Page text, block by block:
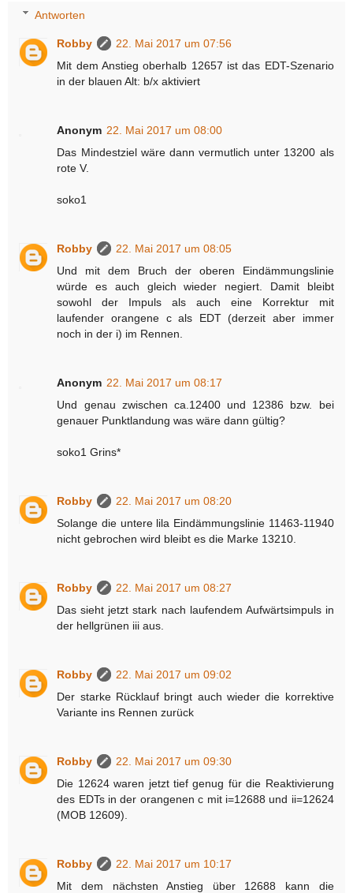
Antworten
Robby
22. Mai 2017 um 07:56
Mit dem Anstieg oberhalb 12657 ist das EDT-Szenario
in der blauen Alt: b/x aktiviert
Anonym 22. Mai 2017 um 08:00
Das Mindestziel wäre dann vermutlich unter 13200 als
rote V.
soko1
Robby
22. Mai 2017 um 08:05
Und mit dem Bruch der oberen Eindämmungslinie
würde es auch gleich wieder negiert. Damit bleibt
sowohl der Impuls als auch eine Korrektur mit
laufender orangene c als EDT (derzeit aber immer
noch in der i) im Rennen.
Anonym 22. Mai 2017 um 08:17
Und genau zwischen ca.12400 und 12386 bzw. bei
genauer Punktlandung was wäre dann gültig?
soko1 Grins*
Robby
22. Mai 2017 um 08:20
Solange die untere lila Eindämmungslinie 11463-11940
nicht gebrochen wird bleibt es die Marke 13210.
Robby
22. Mai 2017 um 08:27
Das sieht jetzt stark nach laufendem Aufwärtsimpuls in
der hellgrünen iii aus.
Robby
22. Mai 2017 um 09:02
Der starke Rücklauf bringt auch wieder die korrektive
Variante ins Rennen zurück
Robby
22. Mai 2017 um 09:30
Die 12624 waren jetzt tief genug für die Reaktivierung
des EDTs in der orangenen c mit i=12688 und ii=12624
(MOB 12609).
Robby
22. Mai 2017 um 10:17
Mit dem nächsten Anstieg über 12688 kann die